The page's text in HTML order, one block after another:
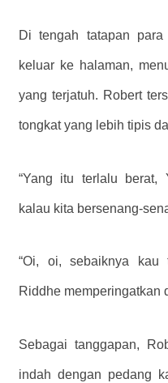
Di tengah tatapan
keluar ke halaman,
yang terjatuh. Robert
tongkat yang lebih tipis
“Yang itu terlalu berat,
kalau kita bersenang-
“Oi, oi, sebaiknya kau
Riddhe memperingatkan
Sebagai tanggapan,
indah dengan pedang